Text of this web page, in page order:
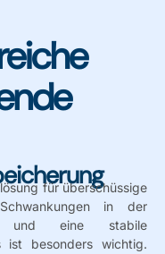
für überschüssige
in der
und eine stabile
ist besonders wichtig.